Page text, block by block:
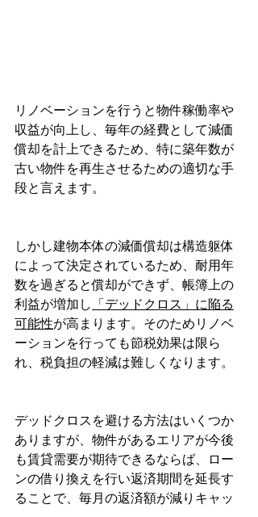
リノベーションを行うと物件稼働率や
収益が向上し、毎年の経費として減価
償却を計上できるため、特に築年数が
古い物件を再生させるための適切な手
段と言えます。
しかし建物本体の減価償却は構造躯体
によって決定されているため、耐用年
数を過ぎると償却ができず、帳簿上の
利益が増加し
「デッドクロス」に陥る
可能性が高まります。そのためリノベ
ーションを行っても節税効果は限ら
れ、税負担の軽減は難しくなります。
デッドクロスを避ける方法はいくつか
ありますが、物件があるエリアが今後
も賃貸需要が期待できるならば、ロー
ンの借り換えを行い返済期間を延長す
ることで、毎月の返済額が減りキャッ